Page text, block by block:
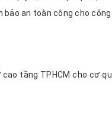
an toàn công cho
tầng TPHCM cho cơ